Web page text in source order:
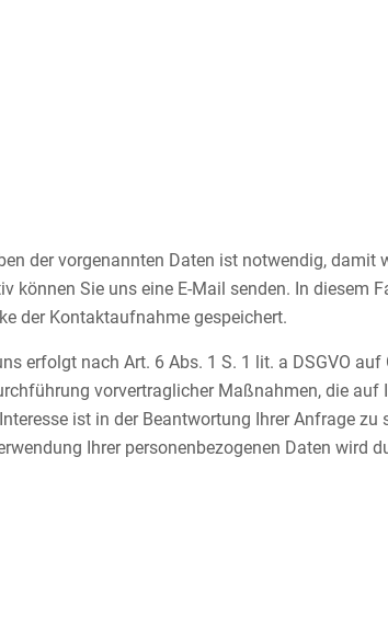
der vorgenannten Daten ist notwendig, damit
Sie uns eine E-Mail senden. In diesem
der Kontaktaufnahme gespeichert.
erfolgt nach Art. 6 Abs. 1 S. 1 lit. a DSGVO
vorvertraglicher Maßnahmen, die
ist in der Beantwortung Ihrer Anfrage zu
Ihrer personenbezogenen Daten wird